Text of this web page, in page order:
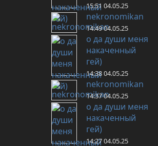
15:51 04.05.25
nekronomikan
14:49 04.05.25
о да души меня
накаченный
гей)
14:38 04.05.25
nekronomikan
14:37 04.05.25
о да души меня
накаченный
гей)
14:27 04.05.25